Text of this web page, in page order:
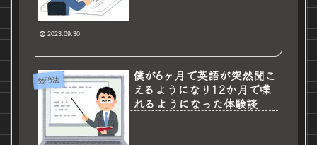
2023.09.30
勉強法
僕が6ヶ月で英語が突然聞こ
えるようになり12か月で喋
れるようになった体験談